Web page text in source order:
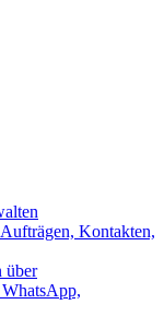
Kontakten,
über